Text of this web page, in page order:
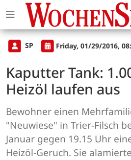
SP Friday, 01/29/2016,
Kaputter Tank:
Heizöl laufen aus
Bewohner einen
"Neuwiese" in Trier-Filsch
Januar gegen 19.15 Uhr
Heizöl-Geruch. Sie